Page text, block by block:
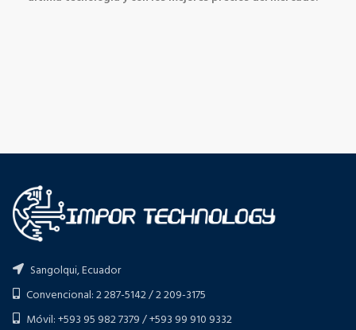
Sangolqui, Ecuador
Convencional: 2 287-5142 / 2 209-3175
Móvil: +593 95 982 7379 / +593 99 910 9332